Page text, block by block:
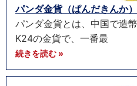
パンダ金貨（ぱんだきんか
パンダ金貨とは、中国で造
K24の金貨で、一番最
続きを読む »